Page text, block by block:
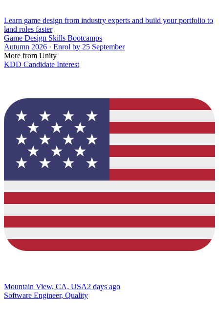
Learn game design from industry experts and build your portfolio to
land roles faster
Game Design Skills Bootcamps
Autumn 2026 · Enrol by 25 September
More from Unity
KDD Candidate Interest
Mountain View, CA, USA2 days ago
Software Engineer, Quality